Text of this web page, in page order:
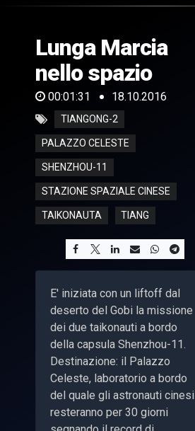
of
31
seconds
Lunga Marcia
nello spazio
00:01:31 18.10.2016
TIANGONG-2
PALAZZO CELESTE
SHENZHOU-11
STAZIONE SPAZIALE CINESE
TAIKONAUTA TIANG
E' iniziata con un liftoff dal
deserto del Gobi la missione
dei due taikonauti a bordo
della capsula Shenzhou-11.
Destinazione: il Palazzo
Celeste, laboratorio a bordo
del quale gli astronauti cinesi
resteranno per 30 giorni